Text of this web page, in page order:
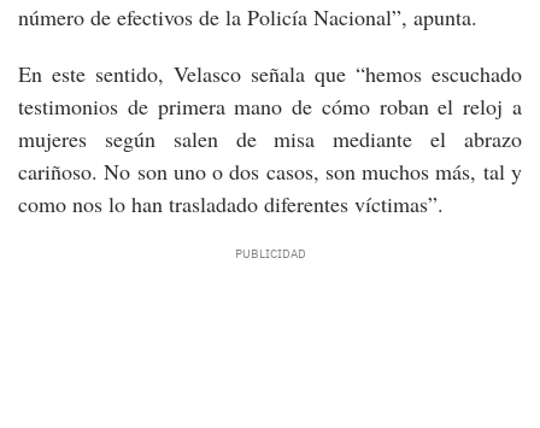
número de efectivos de la Policía Nacional”, apunta.
En este sentido, Velasco señala que “hemos escuchado
testimonios de primera mano de cómo roban el reloj a
mujeres según salen de misa mediante el abrazo
cariñoso. No son uno o dos casos, son muchos más, tal y
como nos lo han trasladado diferentes víctimas”.